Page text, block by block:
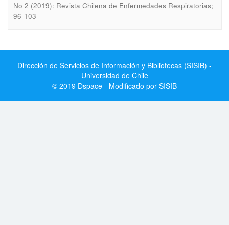
No 2 (2019): Revista Chilena de Enfermedades Respiratorias;
96-103
Dirección de Servicios de Información y Bibliotecas (SISIB) -
Universidad de Chile
© 2019 Dspace - Modificado por SISIB